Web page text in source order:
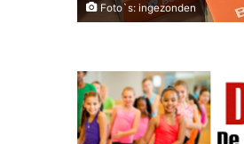
Foto`s: ingezonden